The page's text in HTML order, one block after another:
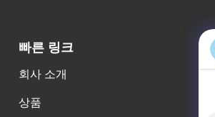
빠른 링크
회사 소개
상품